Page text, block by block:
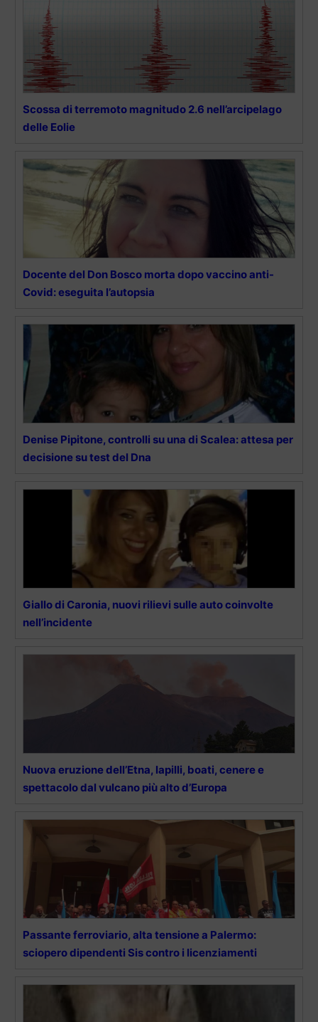
Scossa di terremoto magnitudo 2.6 nell’arcipelago
delle Eolie
Docente del Don Bosco morta dopo vaccino anti-
Covid: eseguita l’autopsia
Denise Pipitone, controlli su una di Scalea: attesa per
decisione su test del Dna
Giallo di Caronia, nuovi rilievi sulle auto coinvolte
nell’incidente
Nuova eruzione dell’Etna, lapilli, boati, cenere e
spettacolo dal vulcano più alto d’Europa
Passante ferroviario, alta tensione a Palermo:
sciopero dipendenti Sis contro i licenziamenti